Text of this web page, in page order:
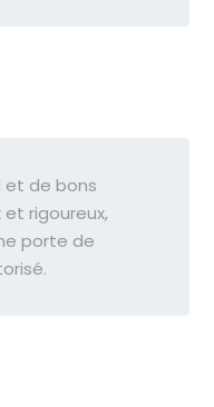
et de bons
et rigoureux,
porte de